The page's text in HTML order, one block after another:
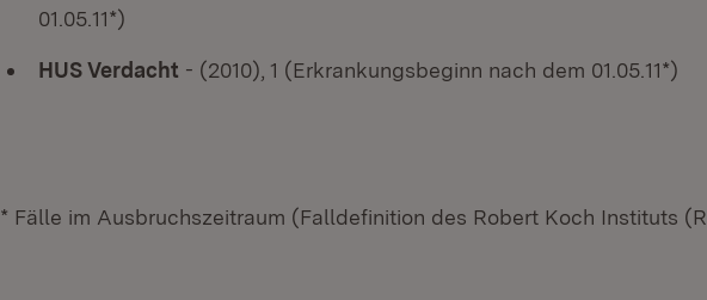
01.05.11*)
HUS Verdacht - (2010), 1 (Erkrankungsbeginn nach dem 01.05.11*)
* Fälle im Ausbruchszeitraum (Falldefinition des Robert Koch Instituts